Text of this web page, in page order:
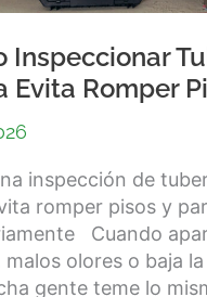
Inspeccionar
Evita Romper
inspección de
romper pisos y
Cuando
malos olores o baja
gente teme lo